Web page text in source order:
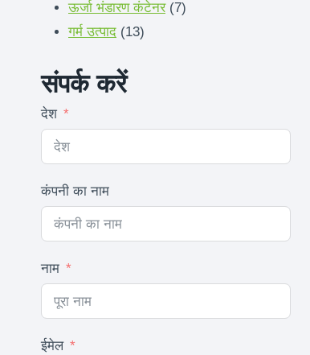
उत्पादों
ऊर्जा भंडारण कंटेनर 77
गर्म उत्पाद 1313
संपर्क करें
देश
कंपनी का नाम
नाम
ईमेल